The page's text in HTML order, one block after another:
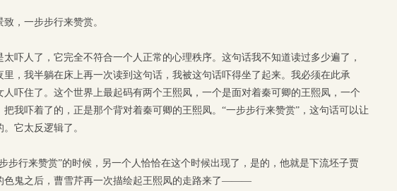
，一步步行来赞赏。
吓人了，它完全不符合一个人正常的心理秩序。这句话我不知道读过多少遍了，
，我半躺在床上再一次读到这句话，我被这句话吓得坐了起来。我必须在此承
吓住了。这个世界上最起码有两个王熙凤，一个是面对着秦可卿的王熙凤，一个
我吓着了的，正是那个背对着秦可卿的王熙凤。“一步步行来赞赏”，这句话可以让
它太反逻辑了。
步行来赞赏”的时候，另一个人恰恰在这个时候出现了，是的，他就是下流坯子贾
色鬼之后，曹雪芹再一次描绘起王熙凤的走路来了———